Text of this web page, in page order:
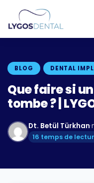
BLOG DENTAL
Que faire si
tombe ? |
Dt. Betül Türkhan·
16 temps de